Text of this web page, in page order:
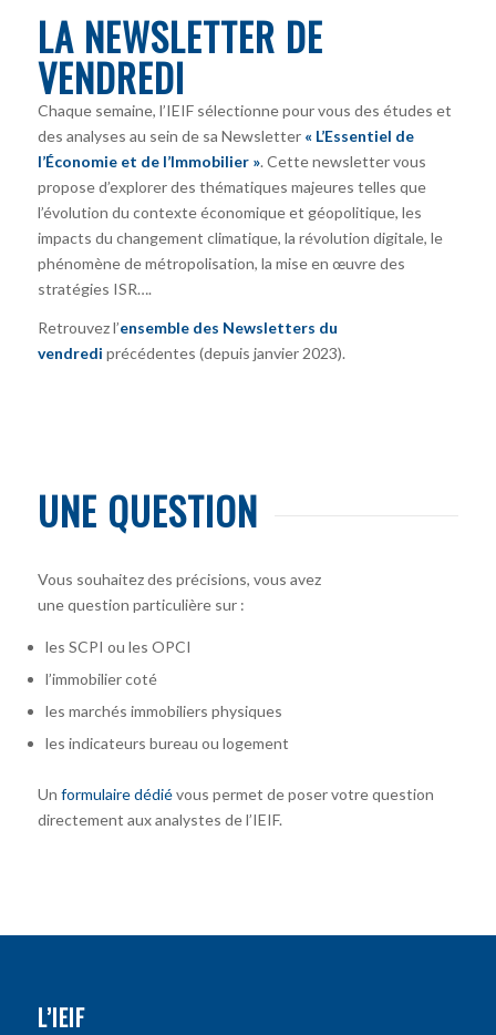
LA NEWSLETTER DE
VENDREDI
Chaque semaine, l’IEIF sélectionne pour vous des études et
des analyses au sein de sa Newsletter « L’Essentiel de
l’Économie et de l’Immobilier ». Cette newsletter vous
propose d’explorer des thématiques majeures telles que
l’évolution du contexte économique et géopolitique, les
impacts du changement climatique, la révolution digitale, le
phénomène de métropolisation, la mise en œuvre des
stratégies ISR….
Retrouvez l’ensemble des Newsletters du
vendredi précédentes (depuis janvier 2023).
UNE QUESTION
Vous souhaitez des précisions, vous avez
une question particulière sur :
les SCPI ou les OPCI
l’immobilier coté
les marchés immobiliers physiques
les indicateurs bureau ou logement
Un formulaire dédiévous permet de poser votre question
directement aux analystes de l’IEIF.
L’IEIF